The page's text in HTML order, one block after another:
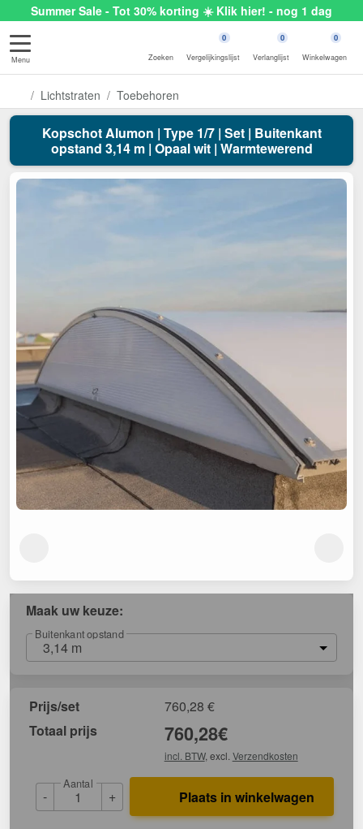
Summer Sale - Tot 30% korting ☀️ Klik hier! - nog 1 dag
Menu Zoeken
0
Vergelijkingslijst
0
Verlanglijst
0
Winkelwagen
Lichtstraten Toebehoren
Kopschot Alumon | Type 1/7 | Set | Buitenkant
opstand 3,14 m | Opaal wit | Warmtewerend
Maak uw keuze:
Buitenkant opstand
3,14 m
Prijs/set 760,28 €
Totaal prijs
760,28€
incl. BTW, excl. Verzendkosten
-
Aantal
+ Plaats in winkelwagen